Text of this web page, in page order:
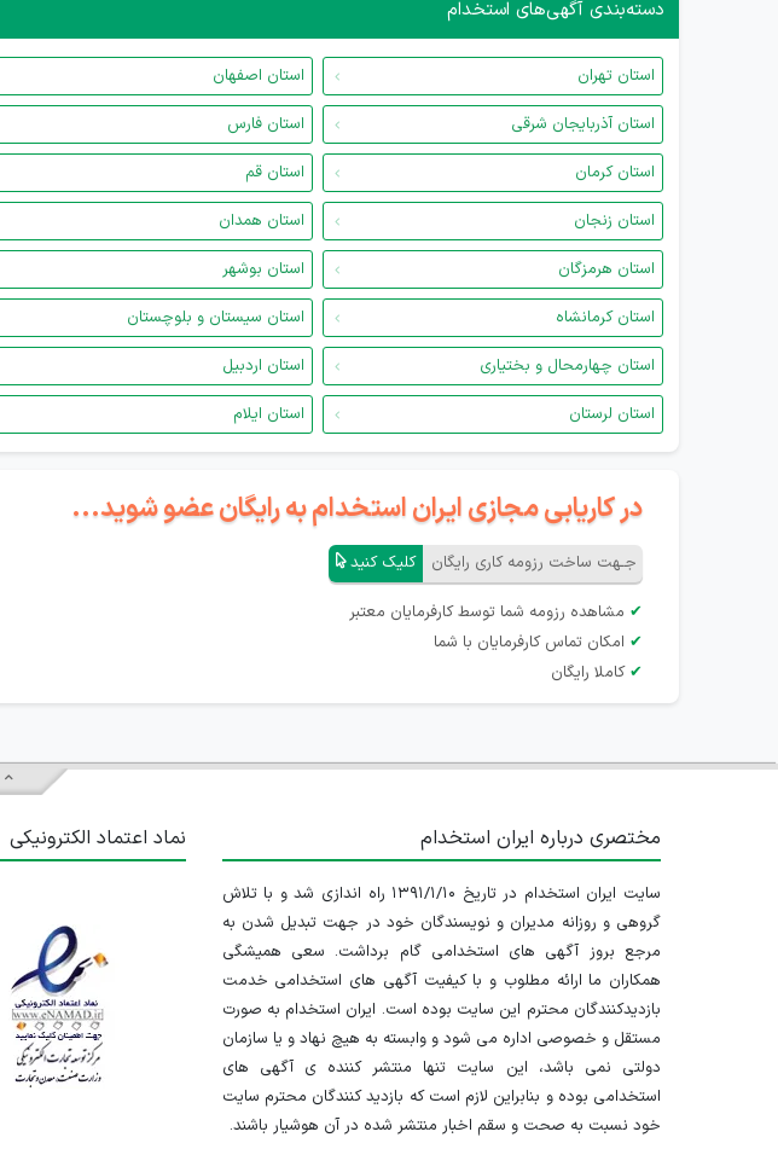
دسته‌بندی آگهی‌های استخدام
استان تهران استان اصفهان
استان آذربایجان شرقی
استان فارس
استان کرمان
استان قم
استان زنجان
استان همدان
استان هرمزگان
استان بوشهر
استان کرمانشاه
استان سیستان و بلوچستان
استان چهارمحال و بختیاری
استان اردبیل
استان لرستان
استان ایلام
در کاریابی مجازی ایران استخدام به رایگان عضو شوید...
جـهت ساخت رزومه کاری رایگان کلیک کنید
✔ مشاهده رزومه شما توسط کارفرمایان معتبر
✔ امکان تماس کارفرمایان با شما
✔ کاملا رایگان
مختصری درباره ایران استخدام
سایت ایران استخدام در تاریخ ۱۳۹۱/۱/۱۰ راه اندازی شد و با تلاش
گروهی و روزانه مدیران و نویسندگان خود در جهت تبدیل شدن به
مرجع بروز آگهی های استخدامی گام برداشت. سعی همیشگی
همکاران ما ارائه مطلوب و با کیفیت آگهی های استخدامی خدمت
بازدیدکنندگان محترم این سایت بوده است. ایران استخدام به صورت
مستقل و خصوصی اداره می شود و وابسته به هیچ نهاد و یا سازمان
دولتی نمی باشد، این سایت تنها منتشر کننده ی آگهی های
استخدامی بوده و بنابراین لازم است که بازدید کنندگان محترم سایت
خود نسبت به صحت و سقم اخبار منتشر شده در آن هوشیار باشند.
نماد اعتماد الکترونیکی